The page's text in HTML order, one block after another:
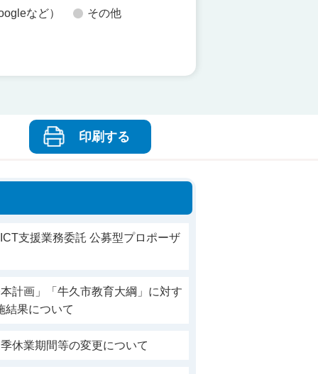
など） その他
印刷する
支援業務委託 公募型プロポーザ
計画」「牛久市教育大綱」に対す
結果について
休業期間等の変更について